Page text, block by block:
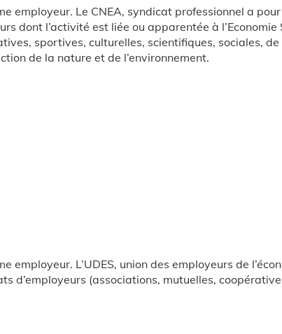
employeur. Le CNEA, syndicat professionnel a
dont l’activité est liée ou apparentée à
sportives, culturelles, scientifiques, sociales,
de la nature et de l’environnement.
employeur. L’UDES, union des employeurs de
d’employeurs (associations, mutuelles,